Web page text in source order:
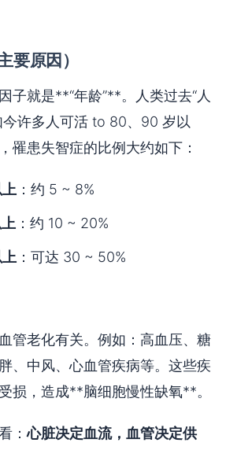
要原因）
子就是**“年龄”**。人类过去“人
今许多人可活 to 80、90 岁以
罹患失智症的比例大约如下：
：约 5 ~ 8%
：约 10 ~ 20%
：可达 30 ~ 50%
管老化有关。例如：高血压、糖
、中风、心血管疾病等。这些疾
损，造成**脑细胞慢性缺氧**。
：心脏决定血流，血管决定供